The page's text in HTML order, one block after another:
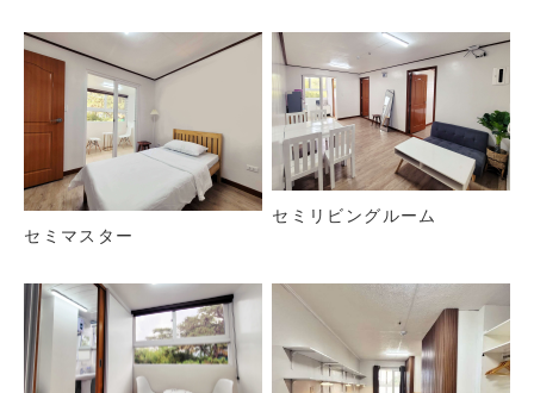
セミマスター
セミリビングルーム